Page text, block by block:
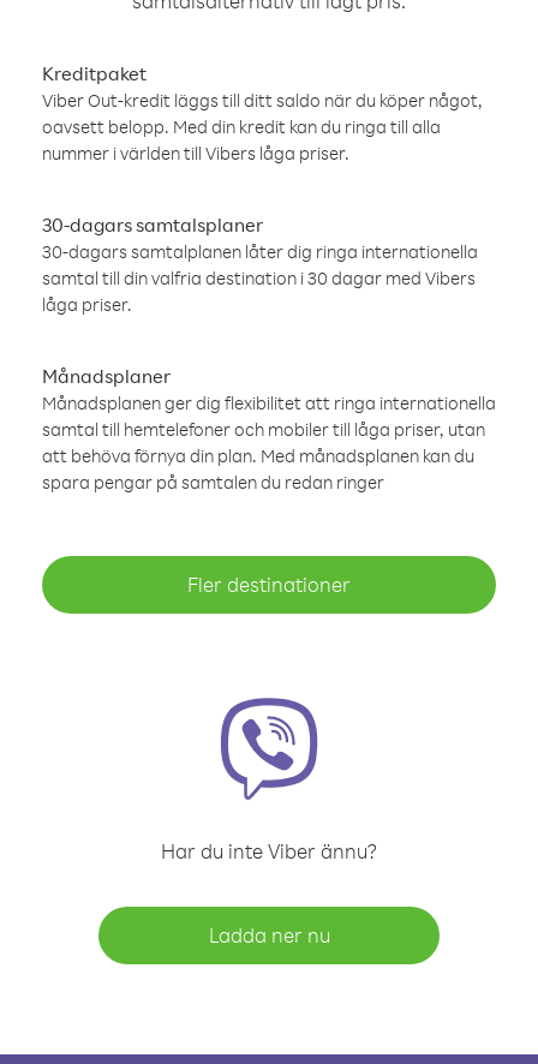
Kreditpaket
Viber Out-kredit läggs till ditt saldo när du köper något,
oavsett belopp. Med din kredit kan du ringa till alla
nummer i världen till Vibers låga priser.
30-dagars samtalsplaner
30-dagars samtalplanen låter dig ringa internationella
samtal till din valfria destination i 30 dagar med Vibers
låga priser.
Månadsplaner
Månadsplanen ger dig flexibilitet att ringa internationella
samtal till hemtelefoner och mobiler till låga priser, utan
att behöva förnya din plan. Med månadsplanen kan du
spara pengar på samtalen du redan ringer
Fler destinationer
Har du inte Viber ännu?
Ladda ner nu